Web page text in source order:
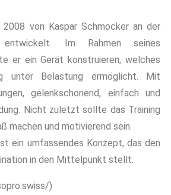
von Kaspar Schmocker an der
Im Rahmen seines
er ein Gerät konstruieren, welches
unter Belastung ermöglicht. Mit
gelenkschonend, einfach und
Nicht zuletzt sollte das Training
machen und motivierend sein.
ein umfassendes Konzept, das den
in den Mittelpunkt stellt.
)